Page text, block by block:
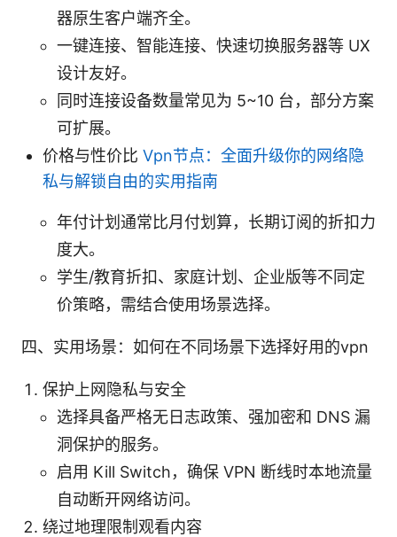
器原生客户端齐全。
一键连接、智能连接、快速切换服务器等 UX
设计友好。
同时连接设备数量常见为 5~10 台，部分方案
可扩展。
价格与性价比 Vpn节点：全面升级你的网络隐
私与解锁自由的实用指南
年付计划通常比月付划算，长期订阅的折扣力
度大。
学生/教育折扣、家庭计划、企业版等不同定
价策略，需结合使用场景选择。
四、实用场景：如何在不同场景下选择好用的vpn
保护上网隐私与安全
选择具备严格无日志政策、强加密和 DNS 漏
洞保护的服务。
启用 Kill Switch，确保 VPN 断线时本地流量
自动断开网络访问。
绕过地理限制观看内容